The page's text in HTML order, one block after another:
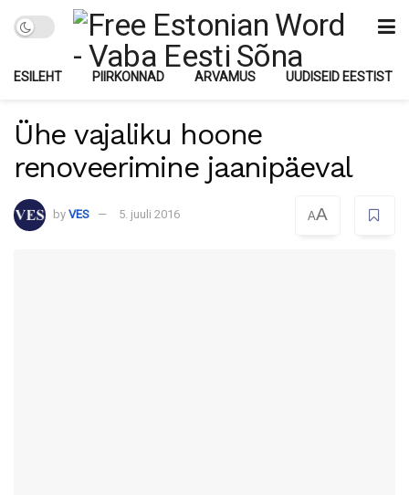
ESILEHT PIIRKONNAD ARVAMUS UUDISEID EESTIST
Ühe vajaliku hoone
renoveerimine jaanipäeval
by VES 5. juuli 2016 AA